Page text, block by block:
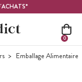
0
Emballage Alimentaire